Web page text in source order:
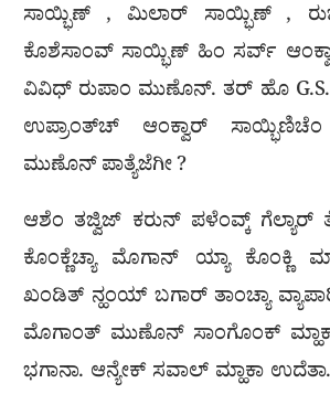
ಸಾಯ್ಭಿಣ್ , ಮಿಲಾರ್ ಸಾಯ್ಭಿಣ್ ,
ಕೊಶೆಸಾಂವ್ ಸಾಯ್ಭಿಣ್ ಹಿಂ ಸರ್ವ್
ವಿವಿಧ್ ರುಪಾಂ ಮುಣೊನ್. ತರ್ ಹೊ
ಉಪ್ರಾಂತ್‌ಚ್ ಆಂಕ್ವಾರ್
ಮುಣೊನ್ ಪಾತ್ಯೆಜೆಗೀ ?
ಆಶೆಂ ತಜ್ವಿಜ್ ಕರುನ್ ಪಳೆಂವ್ಕ್ ಗೆಲ್ಯಾರ್
ಕೊಂಕ್ಣೆಚ್ಯಾ ಮೊಗಾನ್ ಯ್ಯಾ ಕೊಂಕ್ಣಿ
ಖಂಡಿತ್ ನ್ಹಂಯ್ ಬಗಾರ್ ತಾಂಚ್ಯಾ
ಮೊಗಾಂತ್ ಮುಣೊನ್ ಸಾಂಗೊಂಕ್
ಭಗಾನಾ. ಆನ್ಯೇಕ್ ಸವಾಲ್ ಮ್ಹಾಕಾ